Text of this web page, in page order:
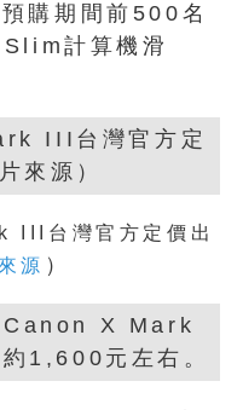
購期間前500名
計算機滑
台灣官方定價出
源 ）